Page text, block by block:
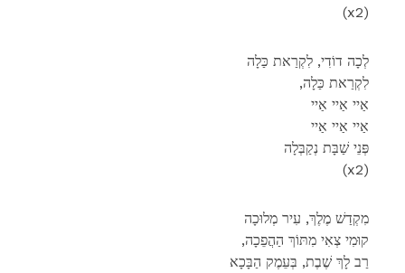
(x2)
לְכָה דוֹדִי, לִקְרַאת כַּלָה
,לִקְרַאת כַּלָה
אַיי אַיי אַיי
אַיי אַיי אַיי
פְּנֵי שַׁבָּת נְקַבְּלָה
(x2)
מִקְדַשׁ מֶלֶךְ, עִיר מְלוּכָה
,קוּמִי צְאִי מִתּוֹךְ הַהֲפֵכָה
רַב לָךְ שֶׁבֶת, בְּעֵמֶק הַבָּכָא